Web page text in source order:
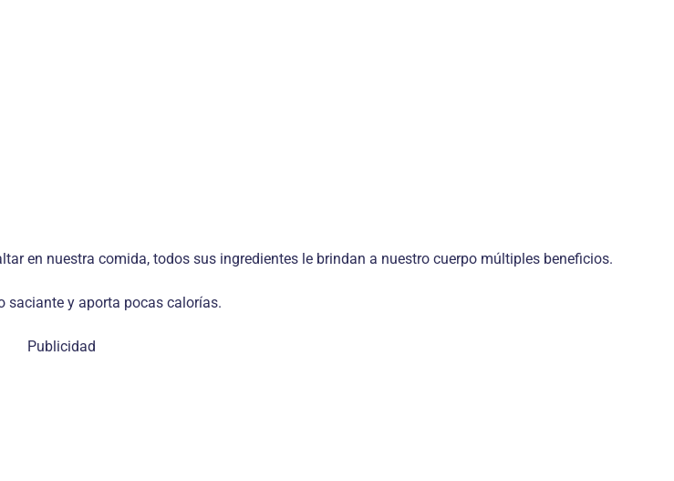
en nuestra comida, todos sus ingredientes le brindan a nuestro cuerpo múltiples beneficios.
saciante y aporta pocas calorías.
Publicidad